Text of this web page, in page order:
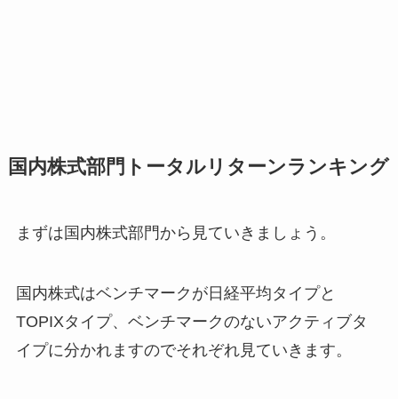
国内株式部門トータルリターンランキング
まずは国内株式部門から見ていきましょう。
国内株式はベンチマークが日経平均タイプと
TOPIXタイプ、ベンチマークのないアクティブタ
イプに分かれますのでそれぞれ見ていきます。